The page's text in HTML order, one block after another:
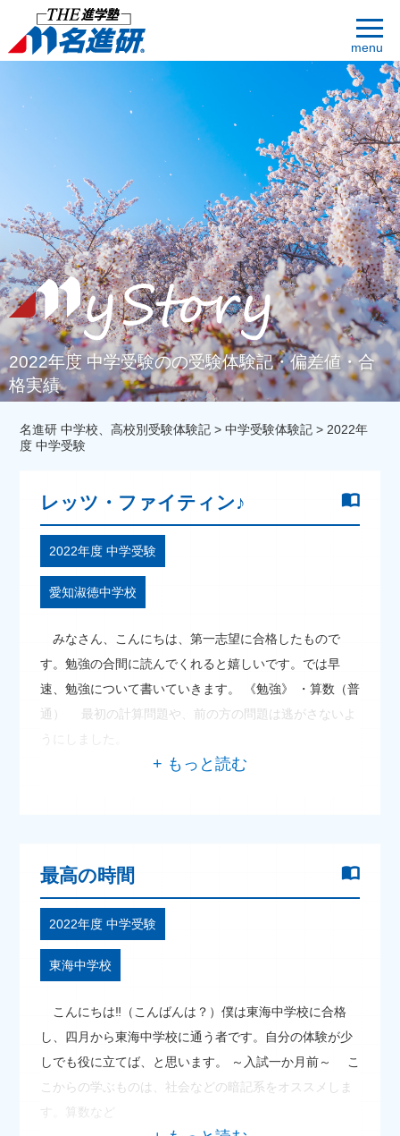
menu
2022年度 中学受験のの受験体験記・偏差値・合
格実績
名進研 中学校、高校別受験体験記 >中学受験体験記 > 2022年
度 中学受験
レッツ・ファイティン♪
2022年度 中学受験
愛知淑徳中学校
みなさん、こんにちは、第一志望に合格したもので
す。勉強の合間に読んでくれると嬉しいです。では早
速、勉強について書いていきます。 《勉強》 ・算数（普
通） 最初の計算問題や、前の方の問題は逃がさないよ
うにしました。
最高の時間
2022年度 中学受験
東海中学校
こんにちは‼（こんばんは？）僕は東海中学校に合格
し、四月から東海中学校に通う者です。自分の体験が少
しでも役に立てば、と思います。 ～入試一か月前～ こ
こからの学ぶものは、社会などの暗記系をオススメしま
す。算数など